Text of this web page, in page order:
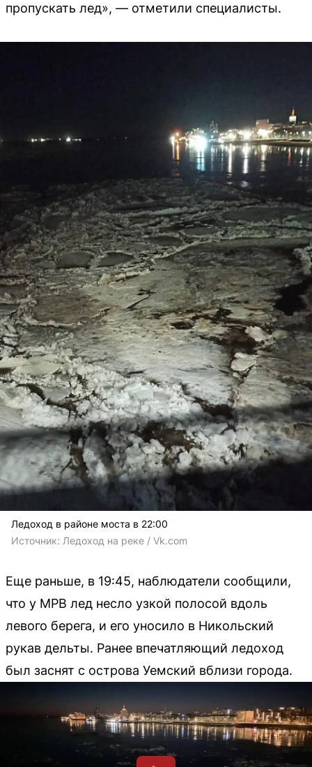
пропускать лед», — отметили специалисты.
Ледоход в районе моста в 22:00
Источник: Ледоход на реке / Vk.com
Еще раньше, в 19:45, наблюдатели сообщили,
что у МРВ лед несло узкой полосой вдоль
левого берега, и его уносило в Никольский
рукав дельты. Ранее впечатляющий ледоход
был заснят с острова Уемский вблизи города.